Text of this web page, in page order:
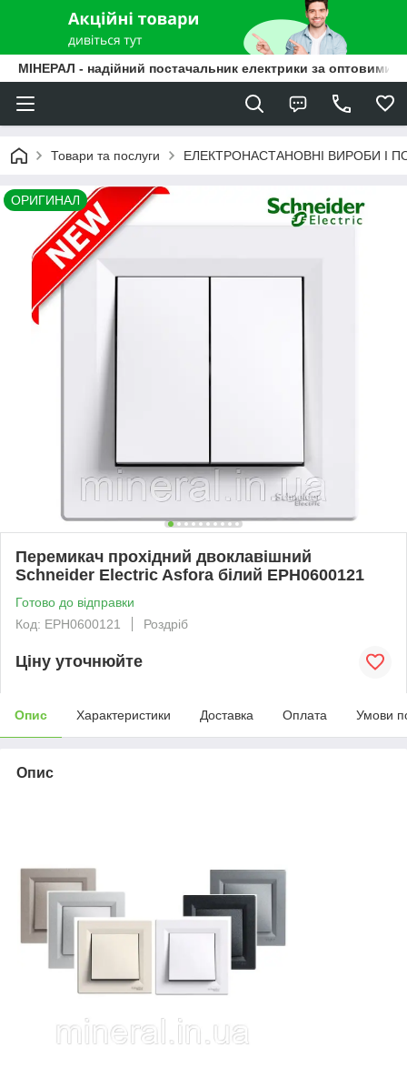
МІНЕРАЛ - надійний постачальник електрики за оптовими
Товари та послуги ЕЛЕКТРОНАСТАНОВНІ ВИРОБИ І
ОРИГИНАЛ
Перемикач прохідний двоклавішний
Schneider Electric Asfora білий EPH0600121
Готово до відправки
Код: EPH0600121
Роздріб
Ціну уточнюйте
Опис Характеристики Доставка Оплата Умови
Опис